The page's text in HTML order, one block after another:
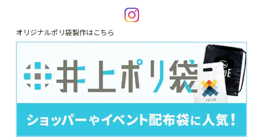
オリジナルポリ袋製作はこちら